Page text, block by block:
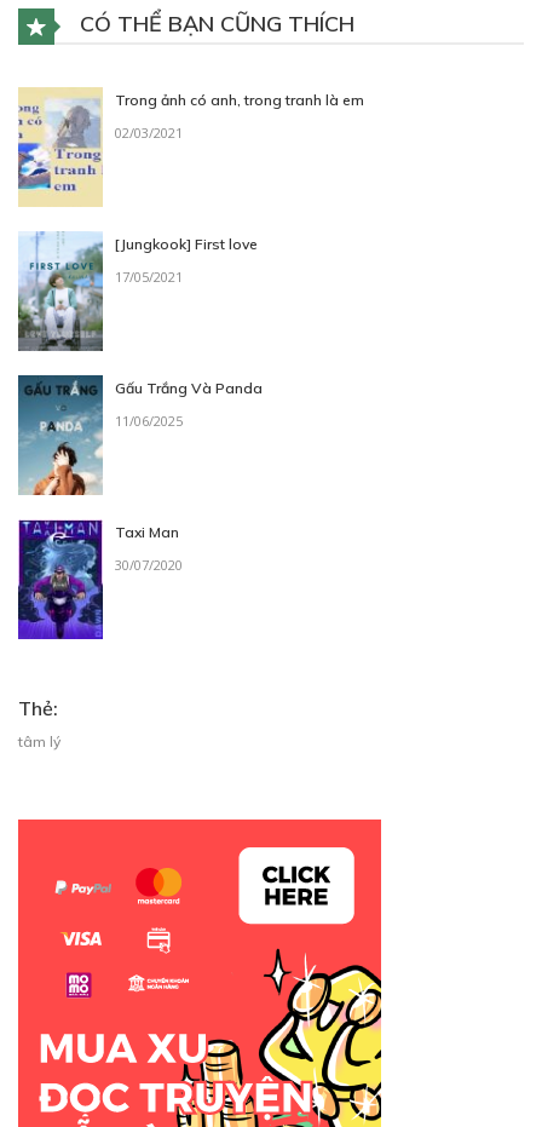
CÓ THỂ BẠN CŨNG THÍCH
Trong ảnh có anh, trong tranh là em
02/03/2021
[Jungkook] First love
17/05/2021
Gấu Trắng Và Panda
11/06/2025
Taxi Man
30/07/2020
Thẻ:
tâm lý